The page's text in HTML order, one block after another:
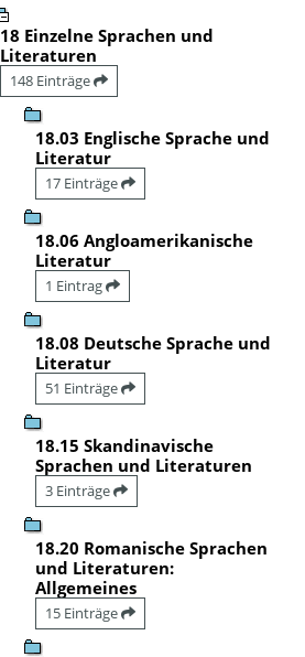
18 Einzelne Sprachen und
Literaturen
148 Einträge
18.03 Englische Sprache und
Literatur
17 Einträge
18.06 Angloamerikanische
Literatur
1 Eintrag
18.08 Deutsche Sprache und
Literatur
51 Einträge
18.15 Skandinavische
Sprachen und Literaturen
3 Einträge
18.20 Romanische Sprachen
und Literaturen:
Allgemeines
15 Einträge